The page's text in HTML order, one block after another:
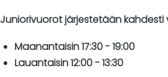
Juniorivuorot järjestetään kahdesti
Maanantaisin 17:30 - 19:00
Lauantaisin 12:00 - 13:30